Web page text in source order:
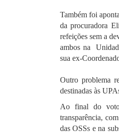
Também foi
da procuradora
refeições sem a
ambos na
sua ex-
Outro problema
destinadas às
Ao final do
transparência,
das OSSs e na